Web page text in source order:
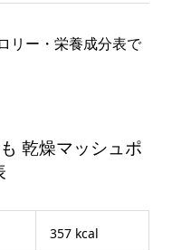
リー・栄養成分表で
乾燥マッシュポ
357 kcal